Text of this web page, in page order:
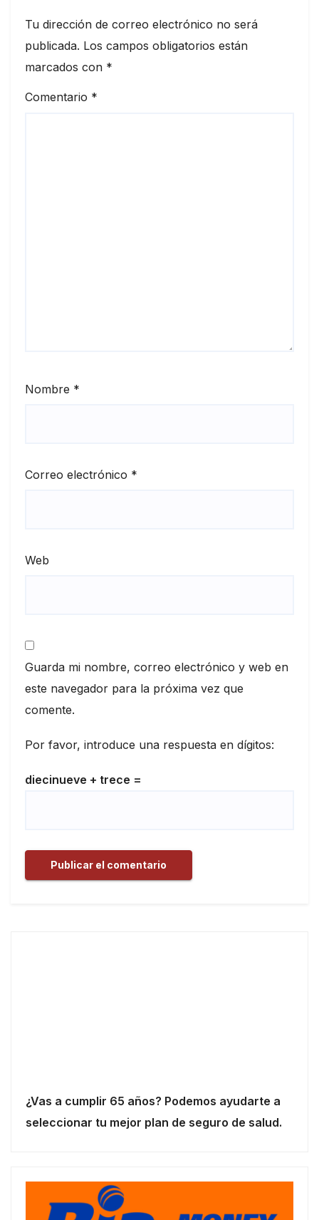
Tu dirección de correo electrónico no será
publicada. Los campos obligatorios están
marcados con *
Comentario *
Nombre *
Correo electrónico *
Web
Guarda mi nombre, correo electrónico y web en
este navegador para la próxima vez que
comente.
Por favor, introduce una respuesta en dígitos:
diecinueve + trece =
¿Vas a cumplir 65 años? Podemos ayudarte a
seleccionar tu mejor plan de seguro de salud.